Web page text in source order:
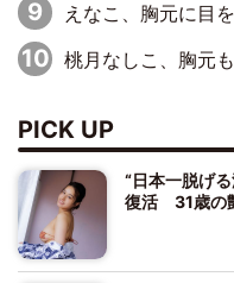
えなこ、胸元に目を奪われるコスプレ水着姿で
桃月なしこ、胸元も脇も眩し過ぎるランジェリー＆
PICK UP
“日本一脱げ
復活 31歳の